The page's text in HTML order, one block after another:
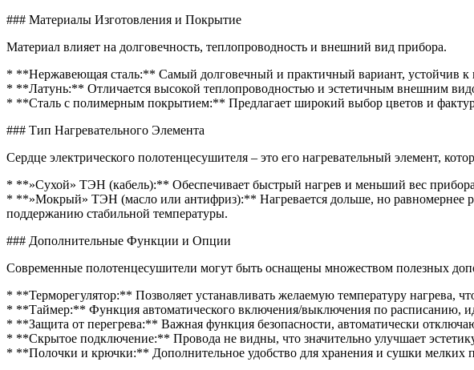
### Материалы Изготовления и Покрытие
Материал влияет на долговечность, теплопроводность и внешний вид прибора.
* **Нержавеющая сталь:** Самый долговечный и практичный вариант, устойчив к
* **Латунь:** Отличается высокой теплопроводностью и эстетичным внешним
* **Сталь с полимерным покрытием:** Предлагает широкий выбор цветов и
### Тип Нагревательного Элемента
Сердце электрического полотенцесушителя – это его нагревательный элемент,
* **»Сухой» ТЭН (кабель):** Обеспечивает быстрый нагрев и меньший вес
* **»Мокрый» ТЭН (масло или антифриз):** Нагревается дольше, но равномернее
поддержанию стабильной температуры.
### Дополнительные Функции и Опции
Современные полотенцесушители могут быть оснащены множеством полезных
* **Терморегулятор:** Позволяет устанавливать желаемую температуру нагрева,
* **Таймер:** Функция автоматического включения/выключения по расписанию,
* **Защита от перегрева:** Важная функция безопасности, автоматически
* **Скрытое подключение:** Провода не видны, что значительно улучшает
* **Полочки и крючки:** Дополнительное удобство для хранения и сушки мелких